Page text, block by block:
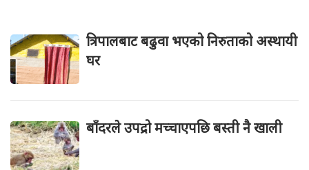
त्रिपालबाट बढुवा भएको निरुताको अस्थायी
घर
बाँदरले उपद्रो मच्चाएपछि बस्ती नै खाली